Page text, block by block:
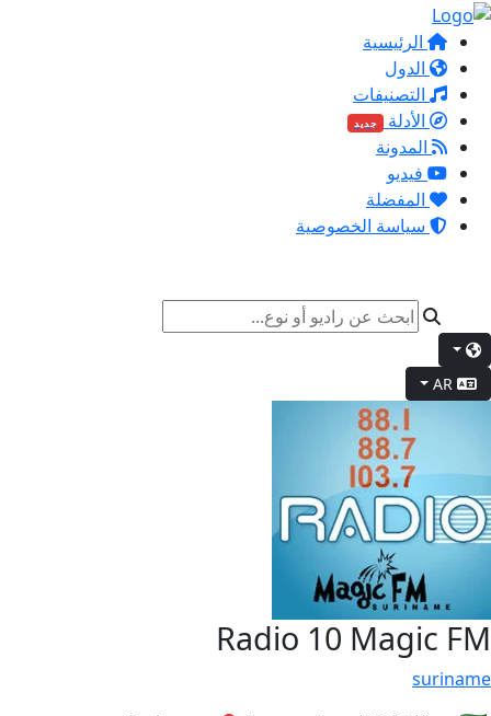
الرئيسية
الدول
التصنيفات
الأدلة
جديد
المدونة
فيديو
المفضلة
سياسة الخصوصية
Radio 10 Magic FM
suriname